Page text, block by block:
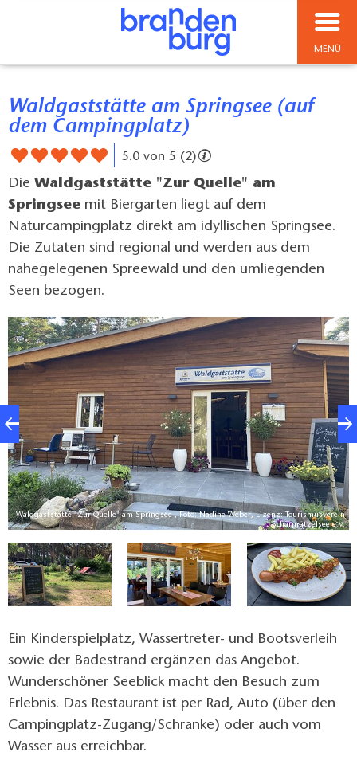
MENÜ
Waldgaststätte am Springsee (auf
dem Campingplatz)
5.0 von 5 (2)
Die Waldgaststätte "Zur Quelle" am
Springsee mit Biergarten liegt auf dem
Naturcampingplatz direkt am idyllischen Springsee.
Die Zutaten sind regional und werden aus dem
nahegelegenen Spreewald und den umliegenden
Seen bezogen.
Waldgaststätte "Zur Quelle" am Springsee , Foto: Nadine Weber, Lizenz: Tourismusverein
Scharmützelsee e.V.
Ein Kinderspielplatz, Wassertreter- und Bootsverleih
sowie der Badestrand ergänzen das Angebot.
Wunderschöner Seeblick macht den Besuch zum
Erlebnis. Das Restaurant ist per Rad, Auto (über den
Campingplatz-Zugang/Schranke) oder auch vom
Wasser aus erreichbar.